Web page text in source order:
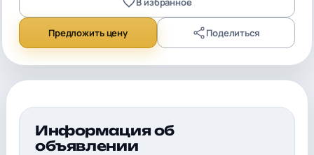
Предложить цену Поделиться
Информация об
объявлении